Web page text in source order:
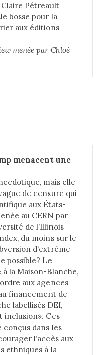
Pétreault
bosse pour la
aux éditions
menée par Chloé
menacent une
mais elle
de censure qui
aux États-
au CERN par
de l’Illinois
du moins sur le
d’extrême
possible? Le
la Maison-Blanche,
aux agences
financement de
labellisés DEI,
inclusion». Ces
dans les
l’accès aux
ethniques à la